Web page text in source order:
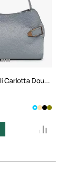
Carlo Salvatelli Carlotta Double